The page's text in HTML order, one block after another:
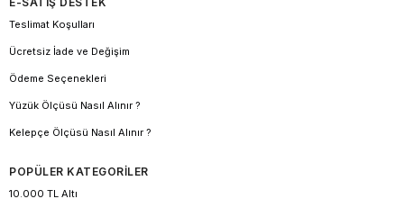
Teslimat Koşulları
Ücretsiz İade ve Değişim
Ödeme Seçenekleri
Yüzük Ölçüsü Nasıl Alınır ?
Kelepçe Ölçüsü Nasıl Alınır ?
POPÜLER KATEGORİLER
10.000 TL Altı